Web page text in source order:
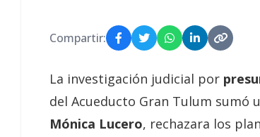
Compartir:
La investigación judicial por
del Acueducto Gran Tulum sumó
Mónica Lucero, rechazara los